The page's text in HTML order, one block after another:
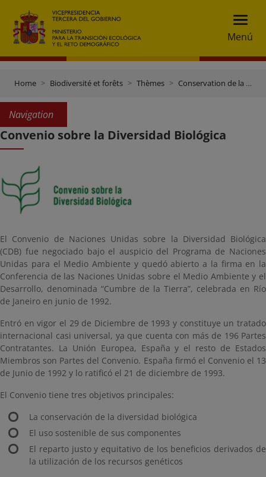
Menú
Home Biodiversité et forêts Thèmes Conservation de la biodiversité
Navigation
Convenio sobre la Diversidad Biológica
El Convenio de Naciones Unidas sobre la Diversidad Biológica
(CDB) fue negociado bajo el auspicio del Programa de Naciones
Unidas para el Medio Ambiente y quedó abierto a la firma en la
Conferencia de las Naciones Unidas sobre el Medio Ambiente y el
Desarrollo, denominada “Cumbre de la Tierra”, celebrada en Río
de Janeiro en junio de 1992.
Entró en vigor el 29 de Diciembre de 1993 y constituye un tratado
internacional casi universal, ya que cuenta con más de 196 Partes
Contratantes. La Unión Europea, España y el resto de Estados
Miembros son Partes del Convenio. España firmó el Convenio el 13
de Junio de 1992 y lo ratificó el 21 de diciembre de 1993.
El Convenio tiene tres objetivos principales:
La conservación de la diversidad biológica
El uso sostenible de sus componentes
El reparto justo y equitativo de los beneficios derivados de
la utilización de los recursos genéticos